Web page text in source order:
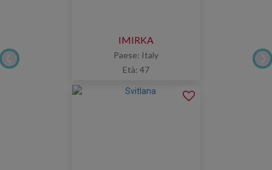
IMIRKA
Paese: Italy
Età: 47